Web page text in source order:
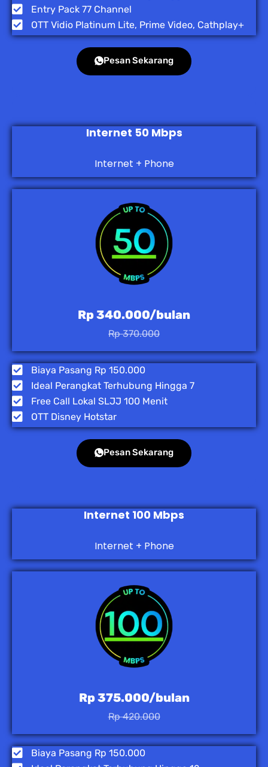
Entry Pack 77 Channel
OTT Vidio Platinum Lite, Prime Video, Cathplay+
Pesan Sekarang
Internet 50 Mbps
Internet + Phone
Rp 340.000/bulan
Rp 370.000
Biaya Pasang Rp 150.000
Ideal Perangkat Terhubung Hingga 7
Free Call Lokal SLJJ 100 Menit
OTT Disney Hotstar
Pesan Sekarang
Internet 100 Mbps
Internet + Phone
Rp 375.000/bulan
Rp 420.000
Biaya Pasang Rp 150.000